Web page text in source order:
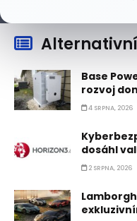
Alternativní
Base
rozvoj
4 SRPNA, 2026
dosáhl
2 SRPNA, 2026